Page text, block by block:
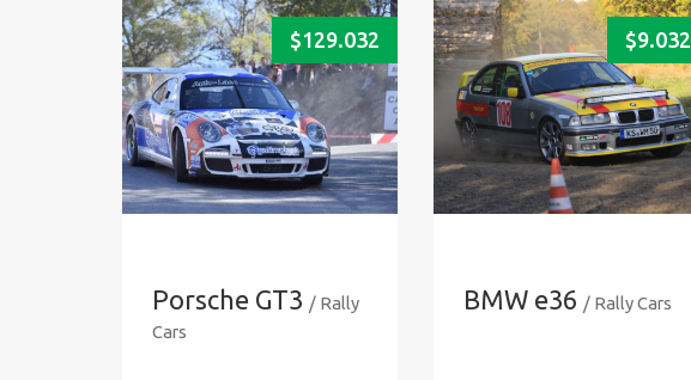
$129.032
Porsche GT3 / Rally
Cars
$9.032
BMW e36 / Rally Cars